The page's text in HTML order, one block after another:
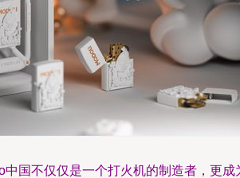
国不仅仅是一个打火机的制造者，更成